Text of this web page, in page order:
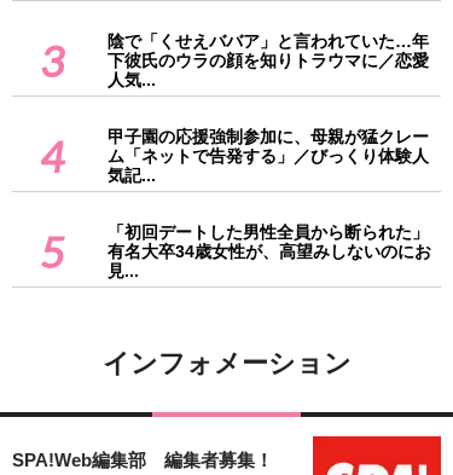
3
陰で「くせえババア」と言われていた…年
下彼氏のウラの顔を知りトラウマに／恋愛
人気...
4
甲子園の応援強制参加に、母親が猛クレー
ム「ネットで告発する」／びっくり体験人
気記...
5
「初回デートした男性全員から断られた」
有名大卒34歳女性が、高望みしないのにお
見...
インフォメーション
SPA!Web編集部 編集者募集！